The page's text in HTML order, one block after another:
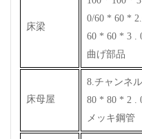
床梁
0/60 * 60 *
60 * 60 * 3 .
曲げ部品
床母屋
8.チャンネ
80 * 80 * 2 .
メッキ鋼管